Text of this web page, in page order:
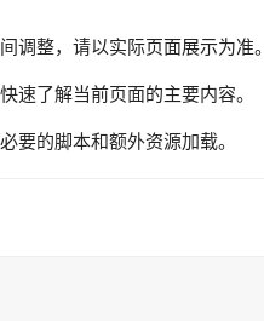
调整，请以实际页面展示为准。
速了解当前页面的主要内容。
要的脚本和额外资源加载。